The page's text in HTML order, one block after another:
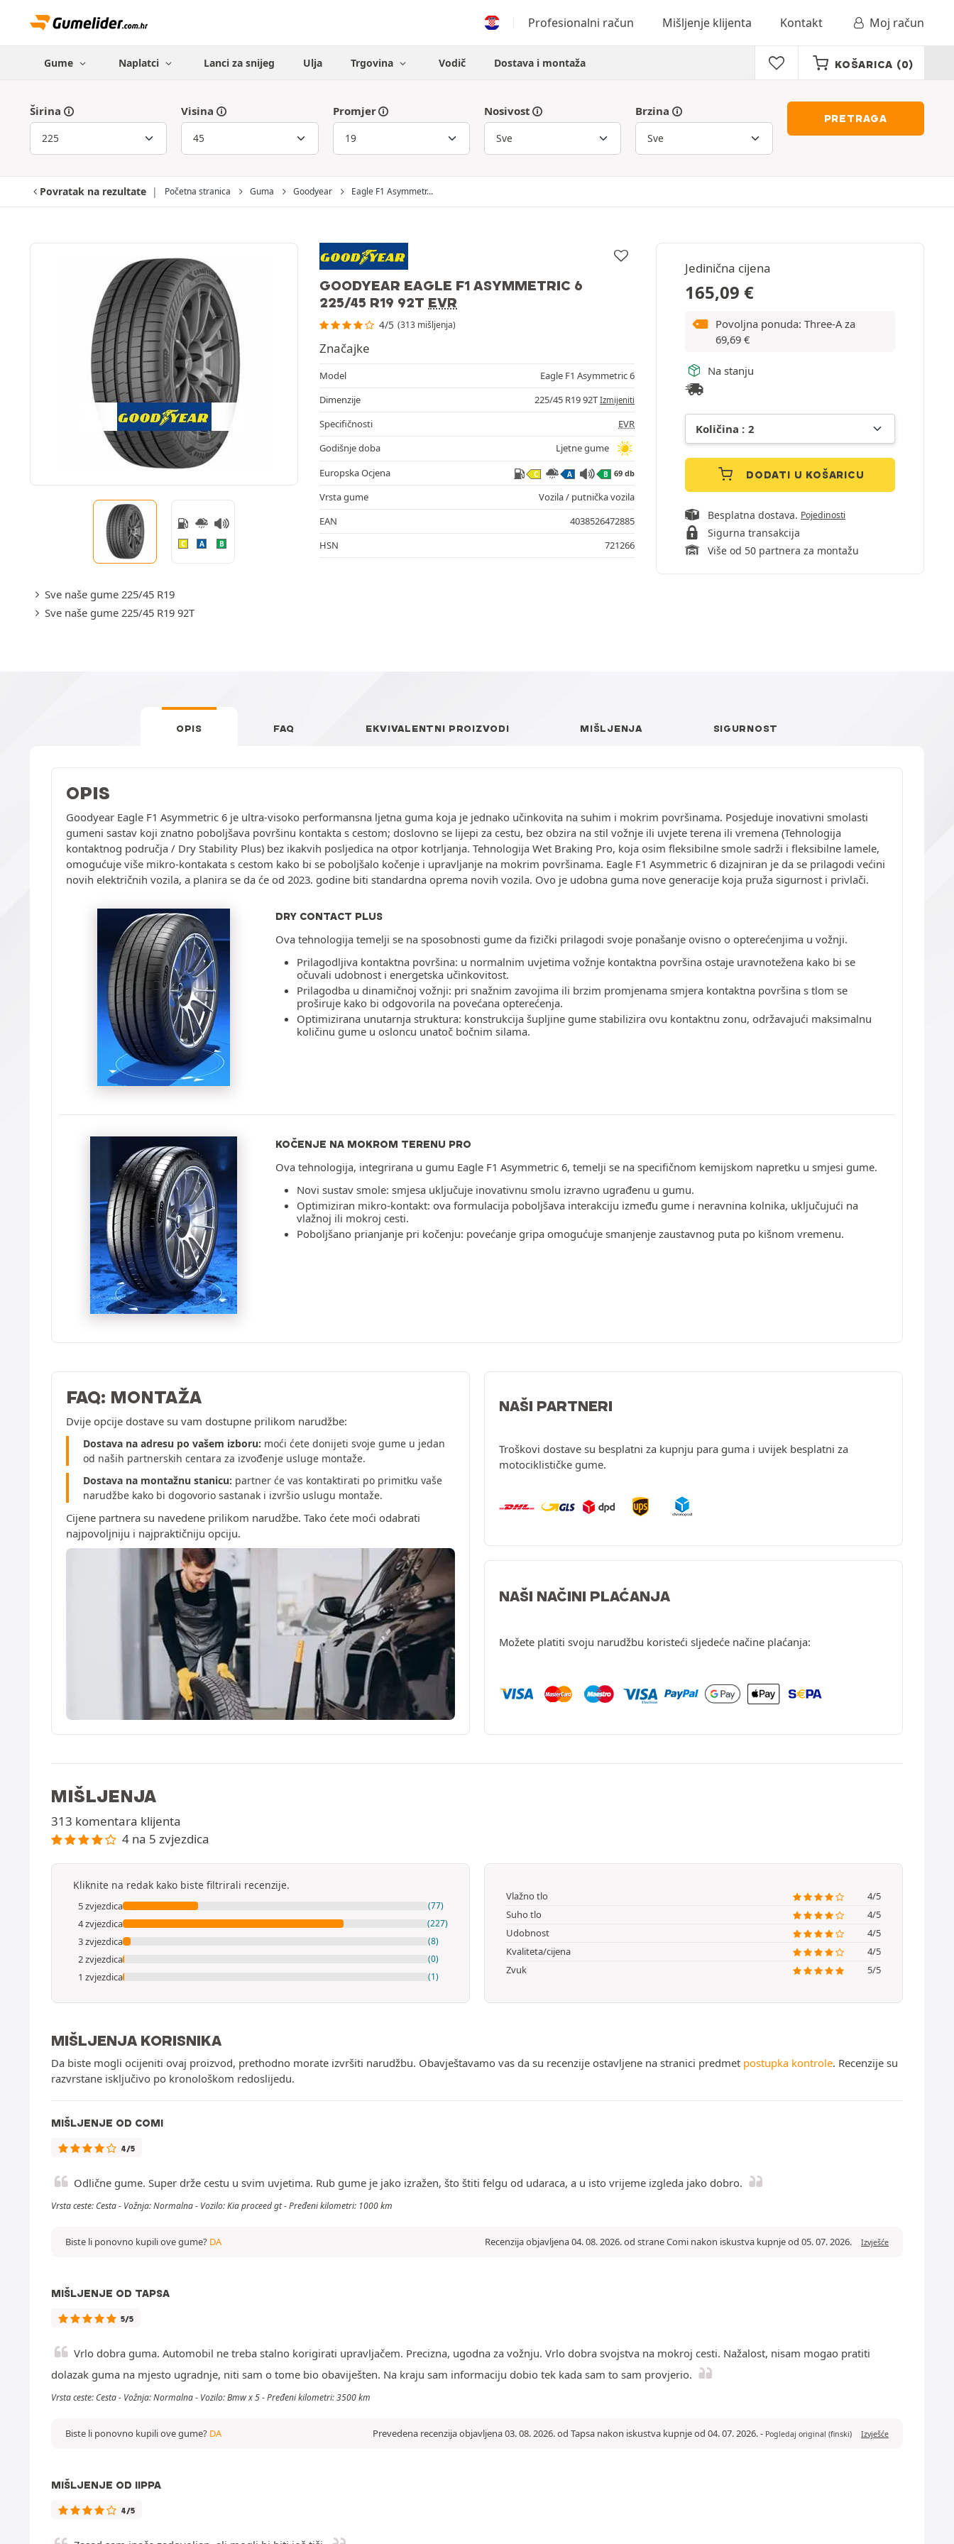
Profesionalni račun Mišljenje klijenta Kontakt Moj račun
Gume Naplatci Lanci za snijeg Ulja Trgovina Vodič Dostava i montaža KOŠARICA (0)
Širina Visina Promjer Nosivost Brzina
PRETRAGA
Povratak na rezultate Početna stranica Guma Goodyear Eagle F1 Asymmetr...
GOODYEAR EAGLE F1 ASYMMETRIC 6
225/45 R19 92T EVR
4/5 (313 mišljenja)
C A B
Sve naše gume 225/45 R19
Sve naše gume 225/45 R19 92T
Jedinična cijena
165,09 €
Povoljna ponuda: Three-A za
69,69 €
Na stanju
DODATI U KOŠARICU
Besplatna dostava. Pojedinosti
Sigurna transakcija
Više od 50 partnera za montažu
Značajke
Model
Eagle F1 Asymmetric 6
Dimenzije
225/45 R19 92T Izmijeniti
Specifičnosti
EVR
Godišnje doba
Ljetne gume
Europska Ocjena
C A B 69 db
Vrsta gume
Vozila / putnička vozila
EAN
4038526472885
HSN
721266
OPIS FAQ EKVIVALENTNI PROIZVODI MIŠLJENJA SIGURNOST
OPIS
Goodyear Eagle F1 Asymmetric 6 je ultra-visoko performansna ljetna guma koja je jednako učinkovita na suhim i mokrim površinama. Posjeduje inovativni smolasti
gumeni sastav koji znatno poboljšava površinu kontakta s cestom; doslovno se lijepi za cestu, bez obzira na stil vožnje ili uvjete terena ili vremena (Tehnologija
kontaktnog područja / Dry Stability Plus) bez ikakvih posljedica na otpor kotrljanja. Tehnologija Wet Braking Pro, koja osim fleksibilne smole sadrži i fleksibilne lamele,
omogućuje više mikro-kontakata s cestom kako bi se poboljšalo kočenje i upravljanje na mokrim površinama. Eagle F1 Asymmetric 6 dizajniran je da se prilagodi većini
novih električnih vozila, a planira se da će od 2023. godine biti standardna oprema novih vozila. Ovo je udobna guma nove generacije koja pruža sigurnost i privlači.
DRY CONTACT PLUS
Ova tehnologija temelji se na sposobnosti gume da fizički prilagodi svoje ponašanje ovisno o opterećenjima u vožnji.
Prilagodljiva kontaktna površina: u normalnim uvjetima vožnje kontaktna površina ostaje uravnotežena kako bi se
očuvali udobnost i energetska učinkovitost.
Prilagodba u dinamičnoj vožnji: pri snažnim zavojima ili brzim promjenama smjera kontaktna površina s tlom se
proširuje kako bi odgovorila na povećana opterećenja.
Optimizirana unutarnja struktura: konstrukcija šupljine gume stabilizira ovu kontaktnu zonu, održavajući maksimalnu
količinu gume u osloncu unatoč bočnim silama.
KOČENJE NA MOKROM TERENU PRO
Ova tehnologija, integrirana u gumu Eagle F1 Asymmetric 6, temelji se na specifičnom kemijskom napretku u smjesi gume.
Novi sustav smole: smjesa uključuje inovativnu smolu izravno ugrađenu u gumu.
Optimiziran mikro-kontakt: ova formulacija poboljšava interakciju između gume i neravnina kolnika, uključujući na
vlažnoj ili mokroj cesti.
Poboljšano prianjanje pri kočenju: povećanje gripa omogućuje smanjenje zaustavnog puta po kišnom vremenu.
FAQ: MONTAŽA
Dvije opcije dostave su vam dostupne prilikom narudžbe:
Dostava na adresu po vašem izboru: moći ćete donijeti svoje gume u jedan
od naših partnerskih centara za izvođenje usluge montaže.
Dostava na montažnu stanicu: partner će vas kontaktirati po primitku vaše
narudžbe kako bi dogovorio sastanak i izvršio uslugu montaže.
Cijene partnera su navedene prilikom narudžbe. Tako ćete moći odabrati
najpovoljniju i najpraktičniju opciju.
NAŠI PARTNERI
Troškovi dostave su besplatni za kupnju para guma i uvijek besplatni za
motociklističke gume.
NAŠI NAČINI PLAĆANJA
Možete platiti svoju narudžbu koristeći sljedeće načine plaćanja:
MIŠLJENJA
313 komentara klijenta
4 na 5 zvjezdica
Kliknite na redak kako biste filtrirali recenzije.
5 zvjezdica (77)
4 zvjezdica (227)
3 zvjezdica (8)
2 zvjezdica (0)
1 zvjezdica (1)
Vlažno tlo
4/5
Suho tlo
4/5
Udobnost
4/5
Kvaliteta/cijena
4/5
Zvuk
5/5
MIŠLJENJA KORISNIKA
Da biste mogli ocijeniti ovaj proizvod, prethodno morate izvršiti narudžbu. Obavještavamo vas da su recenzije ostavljene na stranici predmet postupka kontrole. Recenzije su
razvrstane isključivo po kronološkom redoslijedu.
MIŠLJENJE OD COMI
4/5
Odlične gume. Super drže cestu u svim uvjetima. Rub gume je jako izražen, što štiti felgu od udaraca, a u isto vrijeme izgleda jako dobro.
Vrsta ceste: Cesta - Vožnja: Normalna - Vozilo: Kia proceed gt - Pređeni kilometri: 1000 km
Recenzija objavljena 04. 08. 2026. od strane Comi nakon iskustva kupnje od 05. 07. 2026. Izvješće
Biste li ponovno kupili ove gume? DA
MIŠLJENJE OD TAPSA
5/5
Vrlo dobra guma. Automobil ne treba stalno korigirati upravljačem. Precizna, ugodna za vožnju. Vrlo dobra svojstva na mokroj cesti. Nažalost, nisam mogao pratiti
dolazak guma na mjesto ugradnje, niti sam o tome bio obaviješten. Na kraju sam informaciju dobio tek kada sam to sam provjerio.
Vrsta ceste: Cesta - Vožnja: Normalna - Vozilo: Bmw x 5 - Pređeni kilometri: 3500 km
Prevedena recenzija objavljena 03. 08. 2026. od Tapsa nakon iskustva kupnje od 04. 07. 2026.- Pogledaj original (finski) Izvješće
Biste li ponovno kupili ove gume? DA
MIŠLJENJE OD IIPPA
4/5